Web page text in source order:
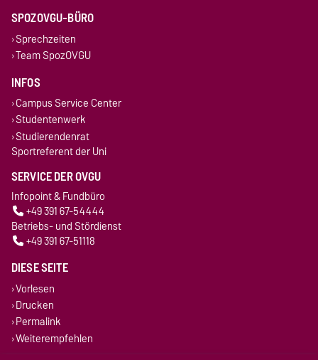
SPOZOVGU-BÜRO
Sprechzeiten
Team SpozOVGU
INFOS
Campus Service Center
Studentenwerk
Studierendenrat
Sportreferent der Uni
SERVICE DER OVGU
Infopoint & Fundbüro
+49 391 67-54444
Betriebs- und Stördienst
+49 391 67-51118
DIESE SEITE
Vorlesen
Drucken
Permalink
Weiterempfehlen